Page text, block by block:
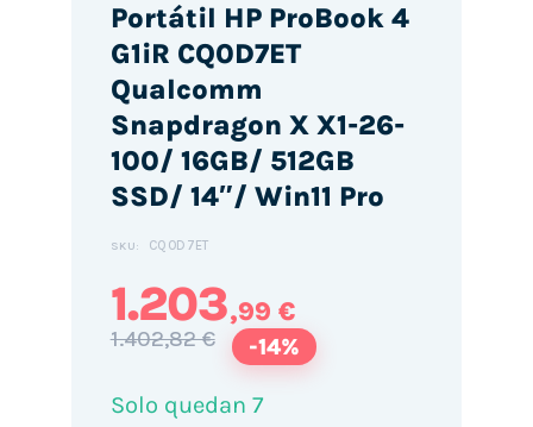
Portátil HP ProBook 4
G1iR CQ0D7ET
Qualcomm
Snapdragon X X1-26-
100/ 16GB/ 512GB
SSD/ 14″/ Win11 Pro
SKU: CQ0D7ET
1.203,99 €
1.402,82 € -14%
Solo quedan 7